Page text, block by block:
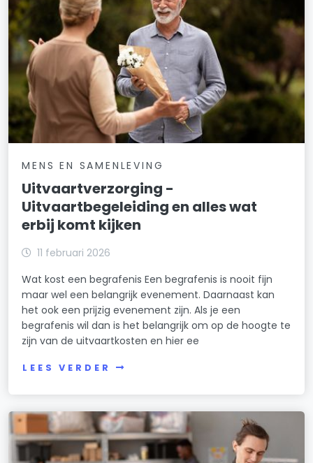
MENS EN SAMENLEVING
Uitvaartverzorging -
Uitvaartbegeleiding en alles wat
erbij komt kijken
11 februari 2026
Wat kost een begrafenis Een begrafenis is nooit fijn
maar wel een belangrijk evenement. Daarnaast kan
het ook een prijzig evenement zijn. Als je een
begrafenis wil dan is het belangrijk om op de hoogte te
zijn van de uitvaartkosten en hier ee
LEES VERDER